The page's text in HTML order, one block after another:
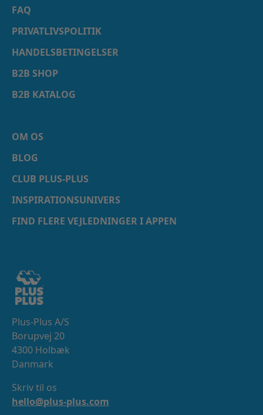
Plus-Plus A/S
Borupvej 20
4300 Holbæk
Danmark
Skriv til os
hello@plus-plus.com
FAQ
PRIVATLIVSPOLITIK
HANDELSBETINGELSER
B2B SHOP
B2B KATALOG
OM OS
BLOG
CLUB PLUS-PLUS
INSPIRATIONSUNIVERS
FIND FLERE VEJLEDNINGER I APPEN